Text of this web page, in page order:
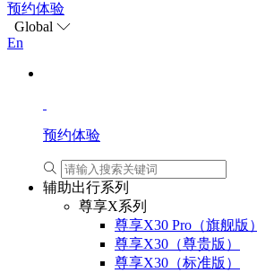
预约体验
Global
En
预约体验
辅助出行系列
尊享X系列
尊享X30 Pro（旗舰版）
尊享X30（尊贵版）
尊享X30（标准版）